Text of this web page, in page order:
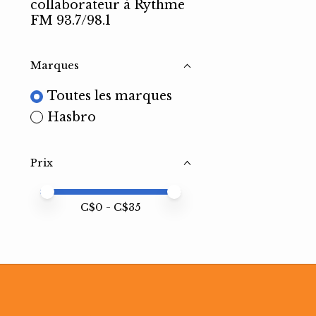
collaborateur à Rythme
FM 93.7/98.1
Marques
Toutes les marques
Hasbro
Prix
Prix minimum
Price maximum value
C$0 - C$35